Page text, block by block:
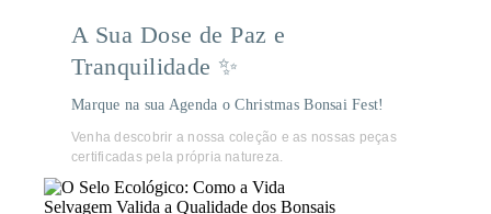
A Sua Dose de Paz e
Tranquilidade ✨
Marque na sua Agenda o Christmas Bonsai Fest!
Venha descobrir a nossa coleção e as nossas peças
certificadas pela própria natureza.